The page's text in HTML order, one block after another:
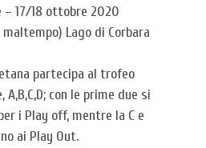
– 17/18 ottobre 2020
Lago di Corbara
partecipa al trofeo
A,B,C,D; con le prime due si
i Play off, mentre la C e
ai Play Out.